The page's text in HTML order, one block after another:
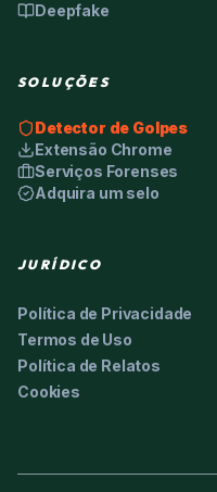
Deepfake
SOLUÇÕES
Detector de Golpes
Extensão Chrome
Serviços Forenses
Adquira um selo
JURÍDICO
Política de Privacidade
Termos de Uso
Política de Relatos
Cookies